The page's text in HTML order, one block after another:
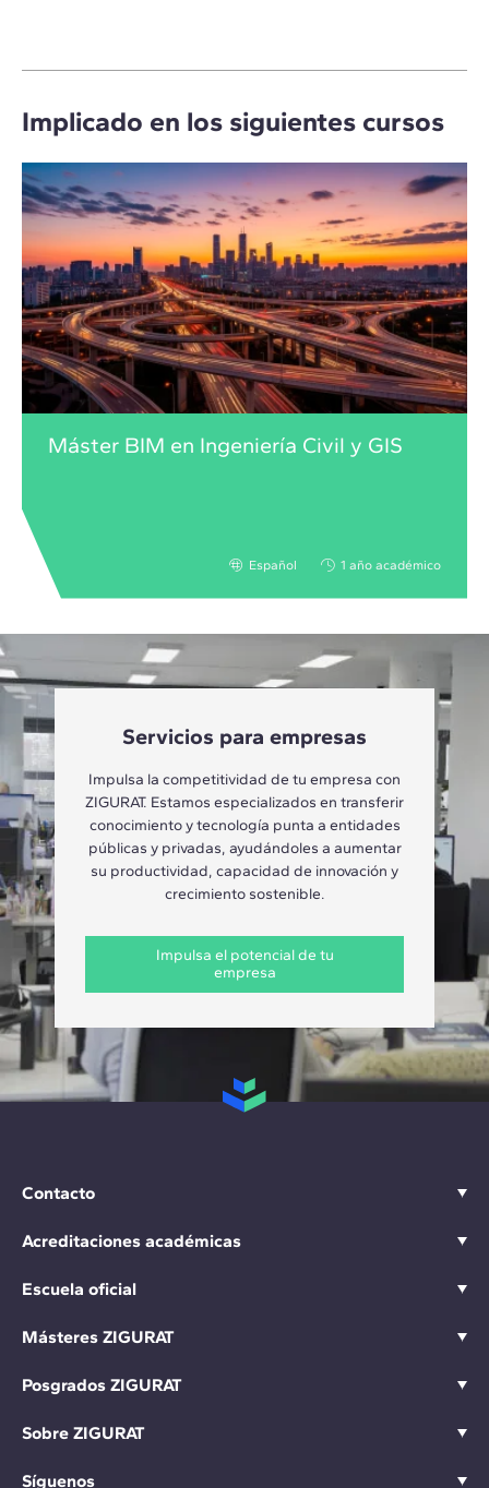
Implicado en los siguientes cursos
Máster BIM en Ingeniería Civil y GIS
Español 1 año académico
Servicios para empresas
Impulsa la competitividad de tu empresa con
ZIGURAT. Estamos especializados en transferir
conocimiento y tecnología punta a entidades
públicas y privadas, ayudándoles a aumentar
su productividad, capacidad de innovación y
crecimiento sostenible.
Impulsa el potencial de tu
empresa
Contacto
Acreditaciones académicas
Escuela oficial
Másteres ZIGURAT
Posgrados ZIGURAT
Sobre ZIGURAT
Síguenos